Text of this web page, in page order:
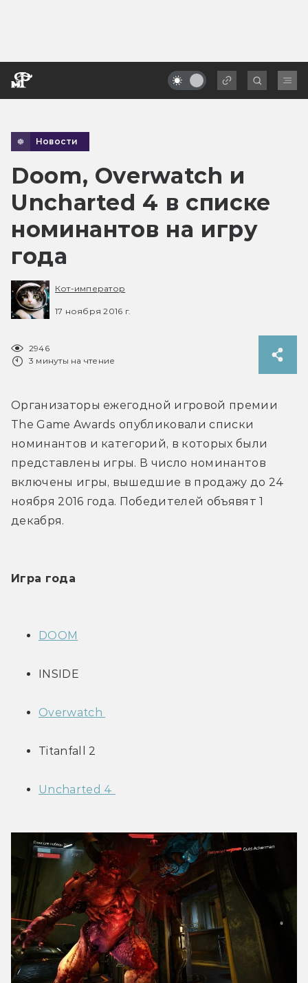
Новости
Doom, Overwatch и
Uncharted 4 в списке
номинантов на игру
года
Кот-император
17 ноября 2016 г.
2946
3 минуты на чтение
Организаторы ежегодной игровой премии
The Game Awards опубликовали списки
номинантов и категорий, в которых были
представлены игры. В число номинантов
включены игры, вышедшие в продажу до 24
ноября 2016 года. Победителей объявят 1
декабря.
Игра года
DOOM
INSIDE
Overwatch
Titanfall 2
Uncharted 4